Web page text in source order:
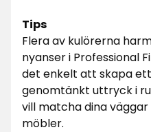
Tips
Flera av kulörerna
nyanser i Professional
det enkelt att skapa
genomtänkt uttryck i
vill matcha dina
möbler.